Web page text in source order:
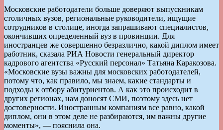
Московские работодатели больше доверяют выпускникам
столичных вузов, региональные руководители, ищущие
сотрудников в столице, иногда запрашивают специалистов,
окончивших определенный вуз в провинции. Для
иностранцев же совершенно безразлично, какой диплом имеет
работник, сказала РИА Новости генеральный директор
кадрового агентства «Русский персонал» Татьяна Каракозова.
«Московские вузы важны для московских работодателей,
потому что, как правило, мы знаем, какие стандарты и
подходы к отбору абитуриентов. А как это происходит в
других регионах, нам доносят СМИ, поэтому здесь нет
достоверности. Иностранным компаниям все равно, какой
диплом, они в этом деле не разбираются, им важны другие
моменты», — пояснила она.